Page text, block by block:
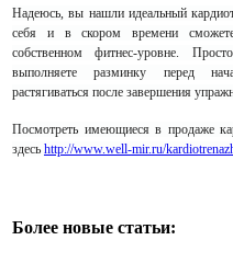
Надеюсь, вы нашли идеальный
себя и в скором времени
собственном фитнес-уровне.
выполняете разминку перед
растягиваться после завершения
Посмотреть имеющиеся в продаже
здесь http://www.well-mir.ru/
Более новые статьи: